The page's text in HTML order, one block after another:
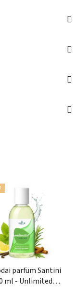
parfüm Santini
ml - Unlimited